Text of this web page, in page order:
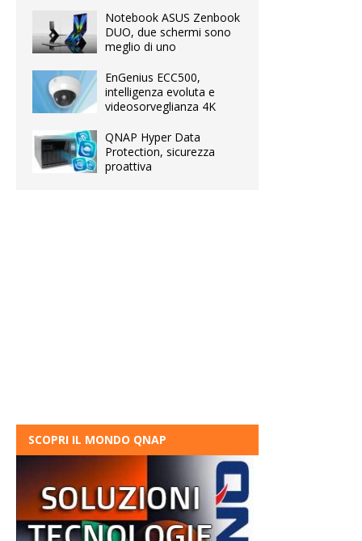
Notebook ASUS Zenbook
DUO, due schermi sono
meglio di uno
EnGenius ECC500,
intelligenza evoluta e
videosorveglianza 4K
QNAP Hyper Data
Protection, sicurezza
proattiva
SCOPRI IL MONDO QNAP